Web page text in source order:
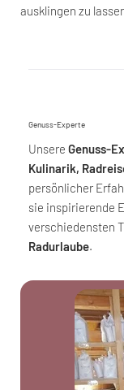
ausklingen zu
Genuss-Experte
Unsere Genuss-
Kulinarik,
persönlicher
sie inspirierende
verschiedensten
Radurlaube.